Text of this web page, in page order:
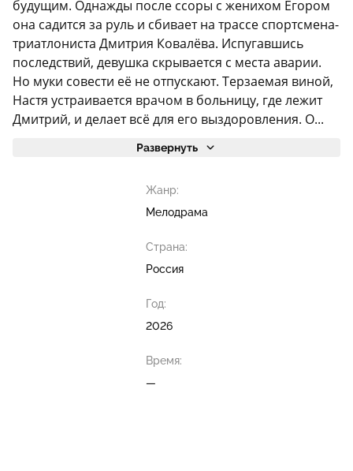
будущим. Однажды после ссоры с женихом Егором
она садится за руль и сбивает на трассе спортсмена-
триатлониста Дмитрия Ковалёва. Испугавшись
последствий, девушка скрывается с места аварии.
Но муки совести её не отпускают. Терзаемая виной,
Настя устраивается врачом в больницу, где лежит
Дмитрий, и делает всё для его выздоровления. О...
Развернуть
Жанр:
Мелодрама
Страна:
Россия
Год:
2026
Время:
—